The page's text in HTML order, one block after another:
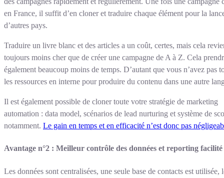
en France, il suffit d’en cloner et traduire chaque élément pour la
d’autres pays.
Traduire un livre blanc et des articles a un coût, certes, mais cela
toujours moins cher que de créer une campagne de A à Z. Cela
également beaucoup moins de temps. D’autant que vous n’avez pas
les ressources en interne pour produire du contenu dans une autre
Il est également possible de cloner toute votre stratégie de marketing
automation : data model, scénarios de lead nurturing et système de
notamment. Le gain en temps et en efficacité n’est donc pas
Avantage n°2 : Meilleur contrôle des données et reporting facilité
Les données sont centralisées, une seule base de contacts est utilisée,